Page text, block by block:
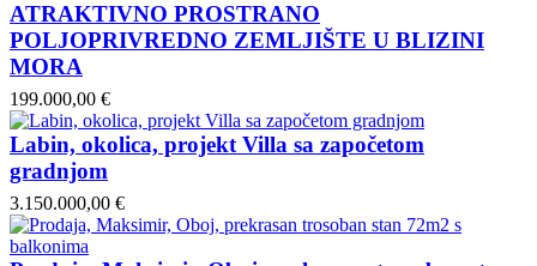
ATRAKTIVNO PROSTRANO
POLJOPRIVREDNO ZEMLJIŠTE U BLIZINI
MORA
199.000,00 €
Labin, okolica, projekt Villa sa započetom
gradnjom
3.150.000,00 €